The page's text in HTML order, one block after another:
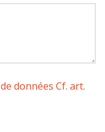
données Cf. art.